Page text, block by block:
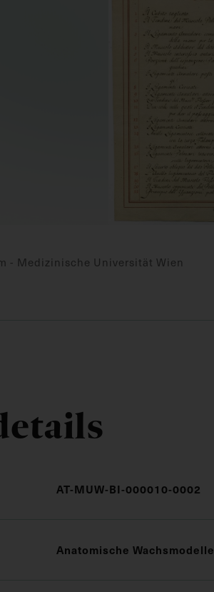
- Medizinische Universität Wien
AT-MUW-BI-000010-0002
Anatomische Wachsmodelle